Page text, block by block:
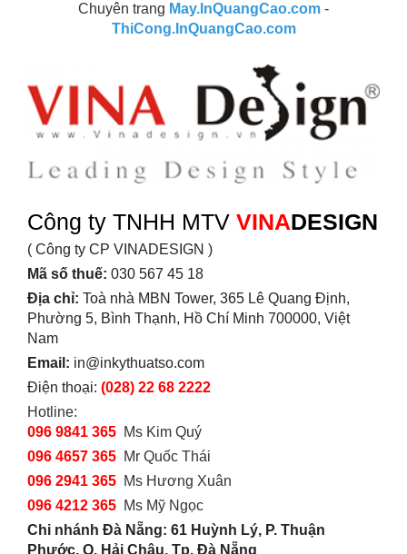
Chuyên trang May.InQuangCao.com -
ThiCong.InQuangCao.com
Công ty TNHH MTV VINADESIGN
( Công ty CP VINADESIGN )
Mã số thuế: 030 567 45 18
Địa chỉ: Toà nhà MBN Tower, 365 Lê Quang Định,
Phường 5, Bình Thạnh, Hồ Chí Minh 700000, Việt
Nam
Email: in@inkythuatso.com
Điện thoại: (028) 22 68 2222
Hotline:
096 9841 365 Ms Kim Quý
096 4657 365 Mr Quốc Thái
096 2941 365 Ms Hương Xuân
096 4212 365 Ms Mỹ Ngọc
Chi nhánh Đà Nẵng: 61 Huỳnh Lý, P. Thuận
Phước, Q. Hải Châu, Tp. Đà Nẵng